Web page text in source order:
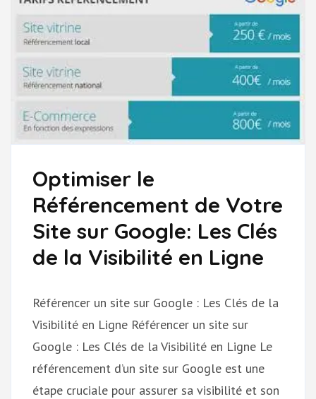
Optimiser le
Référencement de Votre
Site sur Google: Les Clés
de la Visibilité en Ligne
Référencer un site sur Google : Les Clés de la
Visibilité en Ligne Référencer un site sur
Google : Les Clés de la Visibilité en Ligne Le
référencement d’un site sur Google est une
étape cruciale pour assurer sa visibilité et son